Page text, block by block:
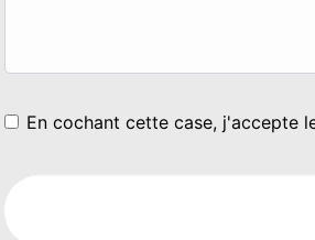
En cochant cette case, j'accepte